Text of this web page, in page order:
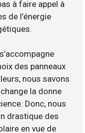
à faire appel à
de l’énergie
des panneaux
nous savons
la donne
Donc, nous
drastique des
en vue de